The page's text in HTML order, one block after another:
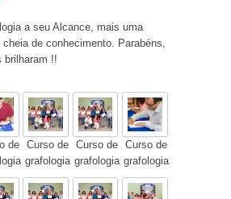
a seu Alcance, mais uma
cheia de conhecimento. Parabéns,
brilharam !!
de
Curso de
grafologia
Curso de
grafologia
Curso de
grafologia